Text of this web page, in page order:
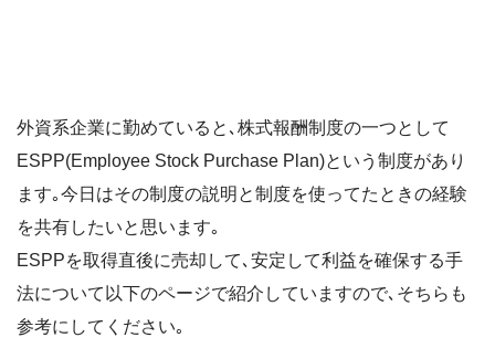
外資系企業に勤めていると､株式報酬制度の一つとして
ESPP(Employee Stock Purchase Plan)という制度があり
ます｡今日はその制度の説明と制度を使ってたときの経験
を共有したいと思います｡
ESPPを取得直後に売却して､安定して利益を確保する手
法について以下のページで紹介していますので､そちらも
参考にしてください｡